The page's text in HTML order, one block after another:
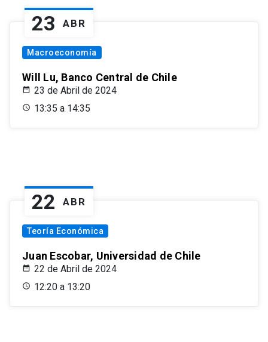
23 ABR
Macroeconomía
Will Lu, Banco Central de Chile
23 de Abril de 2024
13:35 a 14:35
22 ABR
Teoría Económica
Juan Escobar, Universidad de Chile
22 de Abril de 2024
12:20 a 13:20